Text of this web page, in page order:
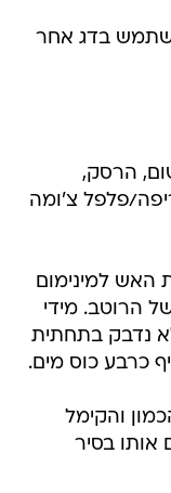
בדג אחר
הרסק,
פלפל צ'ומה
האש למינימום
הרוטב. מידי
נדבק בתחתית
כרבע כוס מים.
הכמון והקימל
אותו בסיר